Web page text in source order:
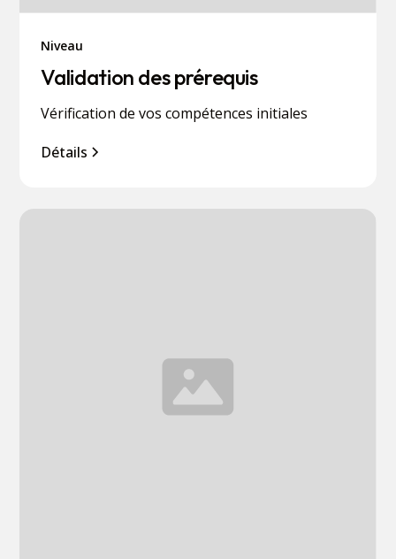
Niveau
Validation des prérequis
Vérification de vos compétences initiales
Détails